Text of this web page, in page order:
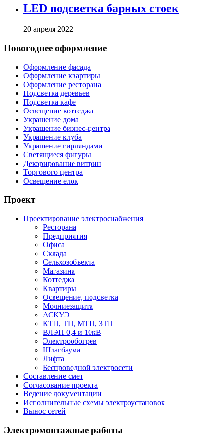
LED подсветка барных стоек
20 апреля 2022
Новогоднее оформление
Оформление фасада
Оформление квартиры
Оформление ресторана
Подсветка деревьев
Подсветка кафе
Освещение коттеджа
Украшение дома
Украшение бизнес-центра
Украшение клуба
Украшение гирляндами
Светящиеся фигуры
Декорирование витрин
Торгового центра
Освещение елок
Проект
Проектирование электроснабжения
Ресторана
Предприятия
Офиса
Склада
Сельхозобъекта
Магазина
Коттеджа
Квартиры
Освещение, подсветка
Молниезащита
АСКУЭ
КТП, ТП, МТП, ЗТП
ВЛЭП 0,4 и 10кВ
Электрообогрев
Шлагбаума
Лифта
Беспроводной электросети
Составление смет
Согласование проекта
Ведение документации
Исполнительные схемы электроустановок
Вынос сетей
Электромонтажные работы